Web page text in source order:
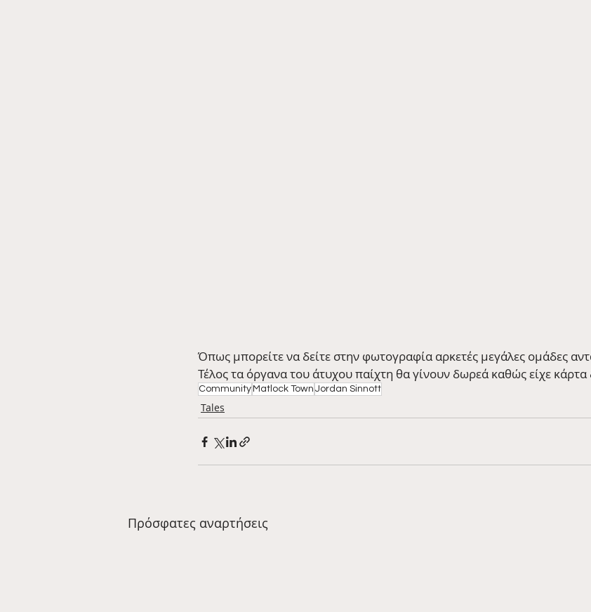
Όπως μπορείτε να δείτε στην φωτογραφία αρκετές μεγάλες ομάδες
Τέλος τα όργανα του άτυχου παίχτη θα γίνουν δωρεά καθώς είχε
Community Matlock Town Jordan Sinnott
Tales
Πρόσφατες αναρτήσεις